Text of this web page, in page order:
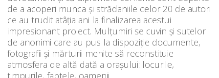
de a acoperi munca și strădaniile celor 20 de autori
ce au trudit atâția ani la finalizarea acestui
impresionant proiect. Mulțumiri se cuvin și sutelor
de anonimi care au pus la dispoziție documente,
fotografii și mărturii menite să reconstituie
atmosfera de altă dată a orașului: locurile,
timpurile, faptele, oamenii.